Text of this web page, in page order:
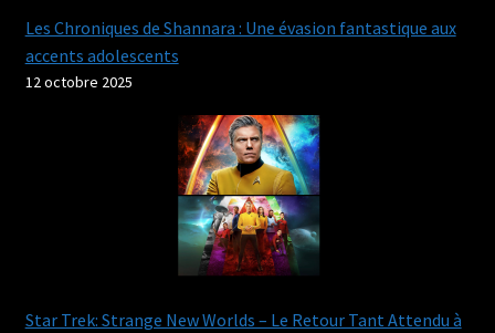
Les Chroniques de Shannara : Une évasion fantastique aux
accents adolescents
12 octobre 2025
Star Trek: Strange New Worlds – Le Retour Tant Attendu à